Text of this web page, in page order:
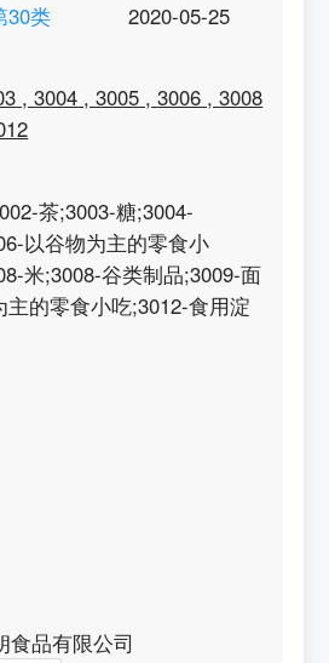
30类
2020-05-25
,3004 ,3005 ,3006 ,3008
茶;3003-糖;3004-
以谷物为主的零食小
米;3008-谷类制品;3009-面
的零食小吃;3012-食用淀
食品有限公司